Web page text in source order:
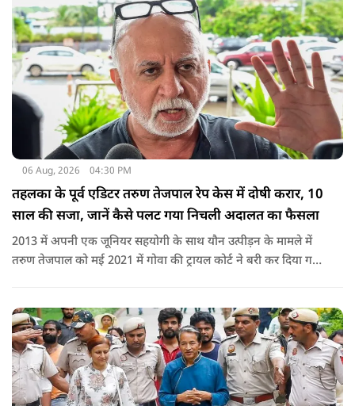
06 Aug, 2026 04:30 PM
तहलका के पूर्व एडिटर तरुण तेजपाल रेप केस में दोषी करार, 10
साल की सजा, जानें कैसे पलट गया निचली अदालत का फैसला
2013 में अपनी एक जूनियर सहयोगी के साथ यौन उत्पीड़न के मामले में
तरुण तेजपाल को मई 2021 में गोवा की ट्रायल कोर्ट ने बरी कर दिया गया